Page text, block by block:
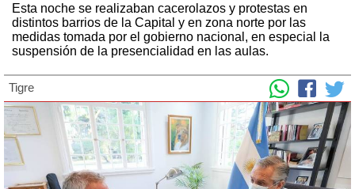
Esta noche se realizaban cacerolazos y protestas en
distintos barrios de la Capital y en zona norte por las
medidas tomada por el gobierno nacional, en especial la
suspensión de la presencialidad en las aulas.
Tigre